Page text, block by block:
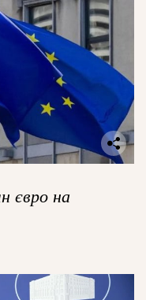
євро на